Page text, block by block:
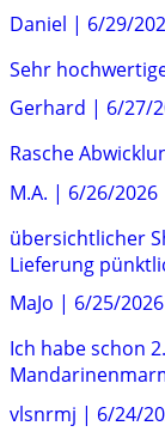
Daniel | 6/29/
Sehr
Gerhard | 6/27/
Rasche
M.A. | 6/26/2026
übersichtlicher
Lieferung
MaJo | 6/25/2026
Ich habe schon
vlsnrmj | 6/24/